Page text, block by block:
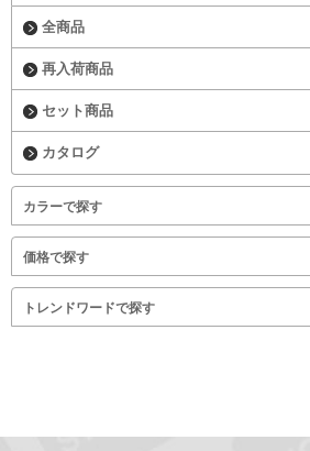
全商品
再入荷商品
セット商品
カタログ
カラーで探す
価格で探す
トレンドワードで探す